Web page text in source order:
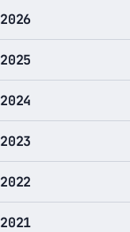
2026
2025
2024
2023
2022
2021